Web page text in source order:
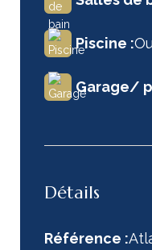
Piscine :
Garage/
Détails
Référence :